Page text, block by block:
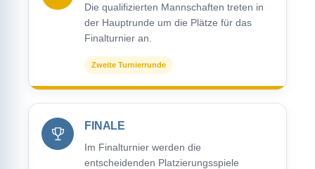
Die qualifizierten Mannschaften treten in
der Hauptrunde um die Plätze für das
Finalturnier an.
Zweite Turnierrunde
FINALE
Im Finalturnier werden die
entscheidenden Platzierungsspiele